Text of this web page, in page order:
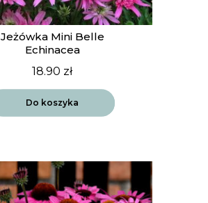
Jeżówka Mini Belle
Echinacea
18.90 zł
Do koszyka